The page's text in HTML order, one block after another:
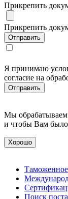
Прикрепить
Прикрепить
Я принимаю
согласие на
Мы обрабатываем
и чтобы Вам было
Хорошо
Поиск